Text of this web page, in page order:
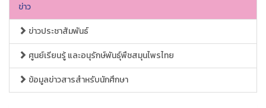
ข่าว
ข่าวประชาสัมพันธ์
ศูนย์เรียนรู้ และอนุรักษ์พันธุ์พืชสมุนไพรไทย
ข้อมูลข่าวสารสำหรับนักศึกษา